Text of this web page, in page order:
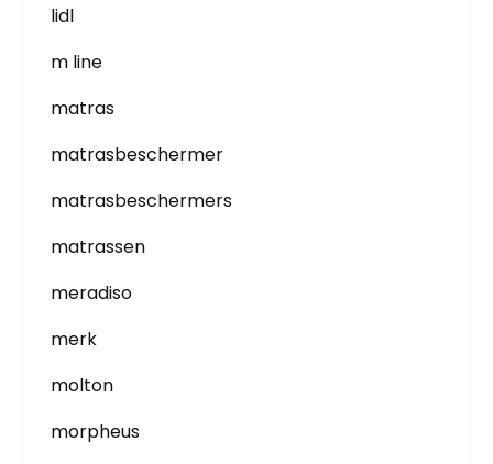
lidl
m line
matras
matrasbeschermer
matrasbeschermers
matrassen
meradiso
merk
molton
morpheus